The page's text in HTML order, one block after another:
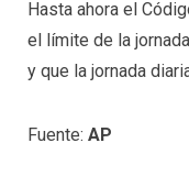
Hasta ahora el
el límite de la
y que la jornada
Fuente: AP